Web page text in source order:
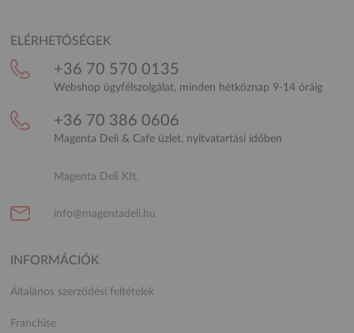
ELÉRHETŐSÉGEK
+36 70 570 0135
Webshop ügyfélszolgálat, minden hétköznap 9-14 óráig
+36 70 386 0606
Magenta Deli & Cafe üzlet, nyitvatartási időben
Magenta Deli Kft.
info@magentadeli.hu
INFORMÁCIÓK
Általános szerződési feltételek
Franchise